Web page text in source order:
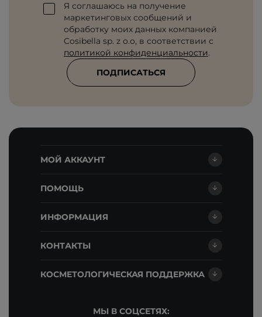
Я соглашаюсь на получение
маркетинговых сообщений и
обработку моих данных компанией
Cosibella sp. z o.o, в соответствии с
политикой конфиденциальности.
ПОДПИСАТЬСЯ
МОЙ АККАУНТ
ПОМОЩЬ
ИНФОРМАЦИЯ
КОНТАКТЫ
КОСМЕТОЛОГИЧЕСКАЯ ПОДДЕРЖКА
МЫ В СОЦСЕТЯХ: